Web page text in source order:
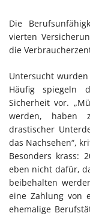
Die
vierten
die
Untersucht wurden
Häufig spiegeln
Sicherheit vor.
werden, haben
drastischer
das Nachsehen“,
Besonders krass:
eben nicht dafür,
beibehalten
eine Zahlung von
ehemalige